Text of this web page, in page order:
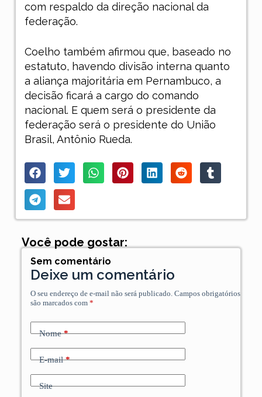
com respaldo da direção nacional da
federação.
Coelho também afirmou que, baseado no
estatuto, havendo divisão interna quanto
a aliança majoritária em Pernambuco, a
decisão ficará a cargo do comando
nacional. E quem será o presidente da
federação será o presidente do União
Brasil, Antônio Rueda.
Você pode gostar:
Sem comentário
Deixe um comentário
O seu endereço de e-mail não será publicado. Campos obrigatórios
são marcados com *
Nome*
E-mail*
Site